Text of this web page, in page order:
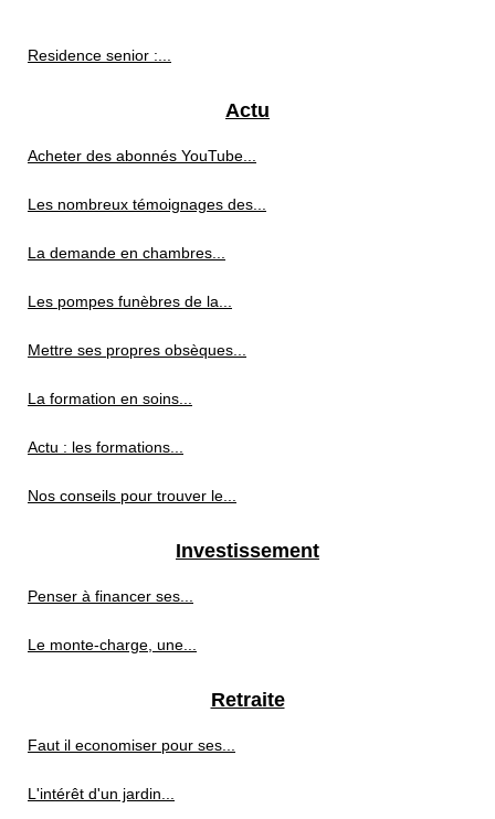
Residence senior :...
Actu
Acheter des abonnés YouTube...
Les nombreux témoignages des...
La demande en chambres...
Les pompes funèbres de la...
Mettre ses propres obsèques...
La formation en soins...
Actu : les formations...
Nos conseils pour trouver le...
Investissement
Penser à financer ses...
Le monte-charge, une...
Retraite
Faut il economiser pour ses...
L'intérêt d'un jardin...